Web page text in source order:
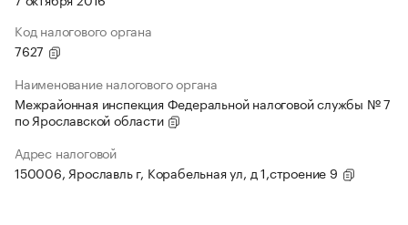
Код налогового органа
7627
Наименование налогового органа
Межрайонная инспекция Федеральной налоговой службы № 7
по Ярославской области
Адрес налоговой
150006, Ярославль г, Корабельная ул, д 1,строение 9